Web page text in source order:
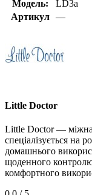
Модель:
LD3а
Артикул
—
Little Doctor
Little Doctor —
спеціалізується на
домашнього
щоденного
комфортного